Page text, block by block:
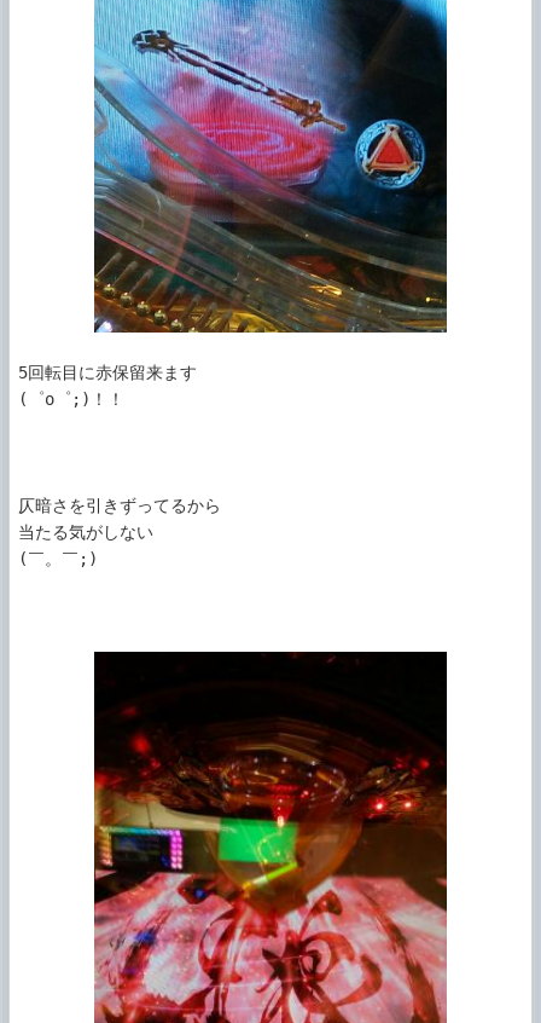
5回転目に赤保留来ます
(゜o゜;)！！
仄暗さを引きずってるから
当たる気がしない
(￣。￣;)